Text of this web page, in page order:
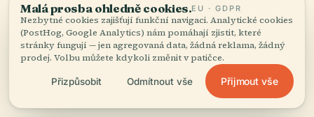
More inŽeneva.
115 míst k objevení — pár, která stojí za to spojit
PLACE
Konservatoř A
Botanická
Zahrada Města
Přírodovědecké
Katedrála
Malá prosba ohledně cookies.EU · GDPR
Nezbytné cookies zajišťují funkční navigaci. Analytické cookies
(PostHog, Google Analytics) nám pomáhají zjistit, které
stránky fungují — jen agregovaná data, žádná reklama, žádný
prodej. Volbu můžete kdykoli změnit v patičce.
Přizpůsobit Odmítnout vše Přijmout vše